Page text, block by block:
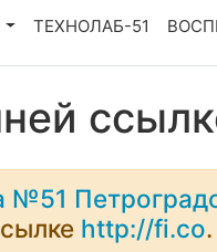
ТЕХНОЛАБ-51
№51
http://fi.co.